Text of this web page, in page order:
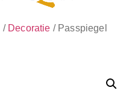
/ Decoratie / Passpiegel